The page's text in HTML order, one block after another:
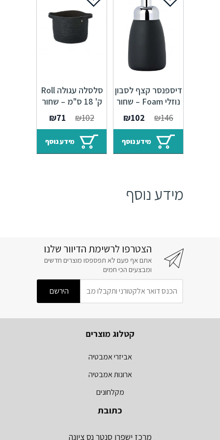
דיספנסר קצף לסבון
נוזלי Foam – שחור
341144
₪146
המחיר
המקורי
היה:
₪146.
₪102
הנוכחי
הוא:
₪102.
מידע נוסף
סלסלה עגולה Roll
ק' 18 ס"מ – שחור
352074
₪102
המחיר
המקורי
היה:
₪102.
₪71
הנוכחי
הוא:
₪71.
מידע נוסף
מידע נוסף
הצטרפו לרשימת הדיוור שלנו
אתם אף פעם לא תפספסו מוצרים חדשים
ומבצעים הכי חמים
קטלוג מוצרים
אביזרי אמבטיה
ארונות אמבטיה
מקלחונים
כתובת
מרכז ישפרו סנטר נס ציונה